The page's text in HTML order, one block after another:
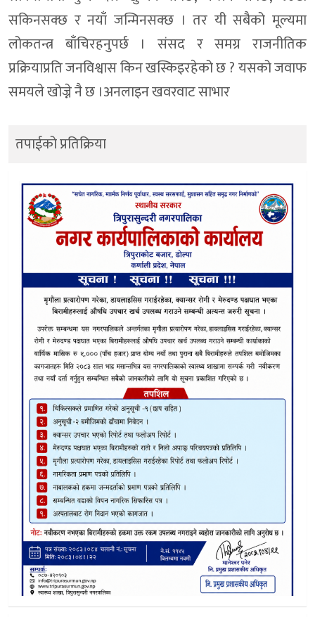
सकिनसक्छ र नयाँ जन्मिनसक्छ । तर यी सबैको मूल्यमा
लोकतन्त्र बाँचिरहनुपर्छ । संसद र समग्र राजनीतिक
प्रक्रियाप्रति जनविश्वास किन खस्किइरहेको छ ? यसको जवाफ
समयले खोज्ने नै छ ।अनलाइन खवरवाट साभार
तपाईको प्रतिक्रिया